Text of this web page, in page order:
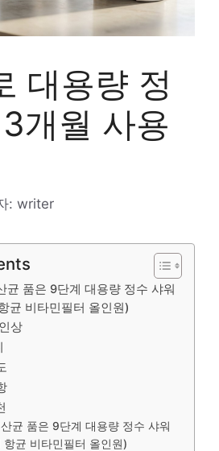
대용량 정
개월 사용
: writer
균 품은 9단계 대용량 정수 샤워
균 비타민필터 올인원)
상
균 품은 9단계 대용량 정수 샤워
항균 비타민필터 올인원)